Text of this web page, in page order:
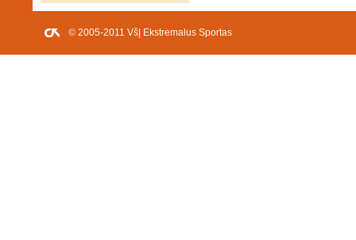
© 2005-2011 VšĮ Ekstremalus Sportas